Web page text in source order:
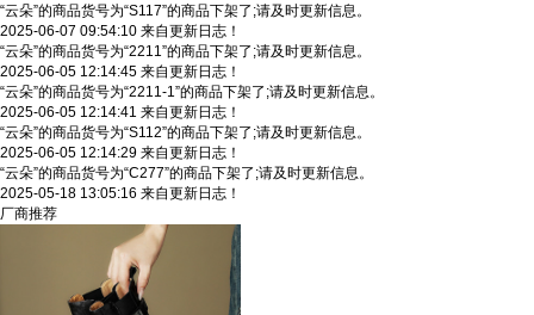
“云朵”的商品货号为“S117”的商品下架了;请及时更新信息。
2025-06-07 09:54:10 来自更新日志！
“云朵”的商品货号为“2211”的商品下架了;请及时更新信息。
2025-06-05 12:14:45 来自更新日志！
“云朵”的商品货号为“2211-1”的商品下架了;请及时更新信息。
2025-06-05 12:14:41 来自更新日志！
“云朵”的商品货号为“S112”的商品下架了;请及时更新信息。
2025-06-05 12:14:29 来自更新日志！
“云朵”的商品货号为“C277”的商品下架了;请及时更新信息。
2025-05-18 13:05:16 来自更新日志！
厂商推荐